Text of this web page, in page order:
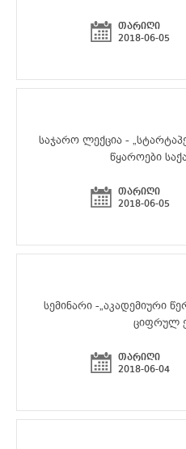
თარიღი
2018-06-05
საჯარო ლექცია -
წყაროები
თარიღი
2018-06-05
სემინარი -„აკადემიური
ციფრულ
თარიღი
2018-06-04